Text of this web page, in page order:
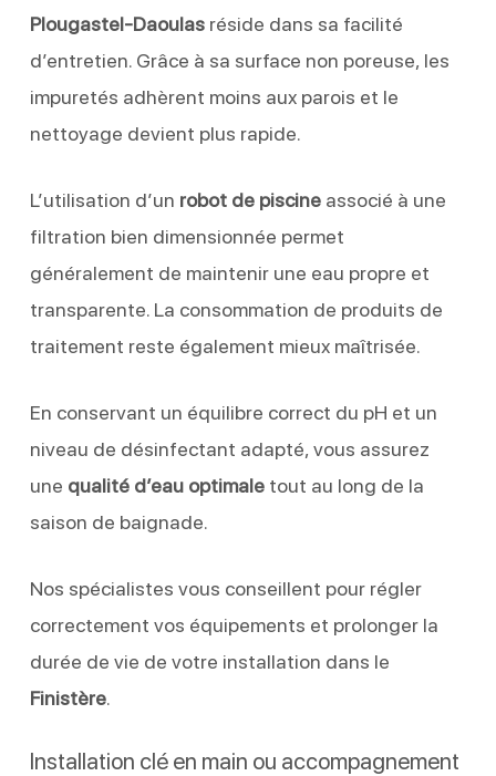
Plougastel-Daoulasréside dans sa facilité
d’entretien. Grâce à sa surface non poreuse, les
impuretés adhèrent moins aux parois et le
nettoyage devient plus rapide.
L’utilisation d’un robot de piscineassocié à une
filtration bien dimensionnée permet
généralement de maintenir une eau propre et
transparente. La consommation de produits de
traitement reste également mieux maîtrisée.
En conservant un équilibre correct du pH et un
niveau de désinfectant adapté, vous assurez
une qualité d’eau optimaletout au long de la
saison de baignade.
Nos spécialistes vous conseillent pour régler
correctement vos équipements et prolonger la
durée de vie de votre installation dans le
Finistère.
Installation clé en main ou accompagnement